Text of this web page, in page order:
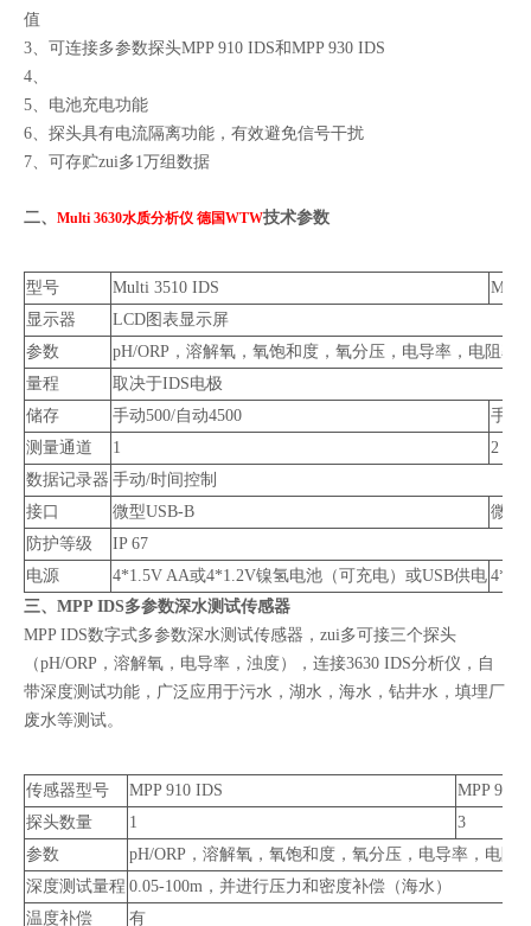
值
3、可连接多参数探头MPP 910 IDS和MPP 930 IDS
4、
5、电池充电功能
6、探头具有电流隔离功能，有效避免信号干扰
7、可存贮zui多1万组数据
二、 Multi 3630水质分析仪 德国WTW技术参数
型号 Multi 3510 IDS
Multi
显示器
LCD图表显示屏
参数
pH/ORP，溶解氧，氧饱和度，氧分压，电导率，电阻率
量程
取决于IDS电极
储存
手动500/自动4500
手动
测量通道
1
2
数据记录器 手动/时间控制
接口
微型USB-B
微型
防护等级
IP 67
电源
4*1.5V AA或4*1.2V镍氢电池（可充电）或USB供电
三、MPP IDS多参数深水测试传感器
MPP IDS数字式多参数深水测试传感器，zui多可接三个探头
（pH/ORP，溶解氧，电导率，浊度），连接3630 IDS分析仪，自
带深度测试功能，广泛应用于污水，湖水，海水，钻井水，填埋厂
废水等测试。
传感器型号 MPP 910 IDS
MPP 930
探头数量
1
3
参数
pH/ORP，溶解氧，氧饱和度，氧分压，电导率，电阻
深度测试量程 0.05-100m，并进行压力和密度补偿（海水）
温度补偿
有